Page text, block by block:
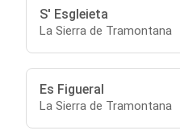
S' Esgleieta
La Sierra de Tramontana
Es Figueral
La Sierra de Tramontana